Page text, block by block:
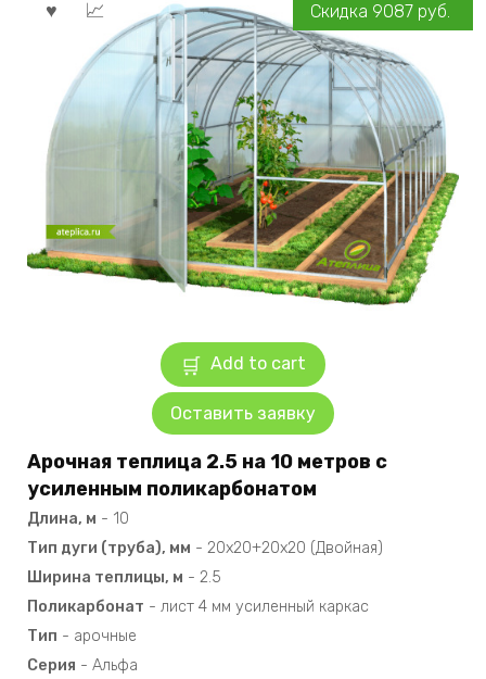
Add to cart
Оставить заявку
Скидка 9087 руб.
Арочная теплица 2.5 на 10 метров с
усиленным поликарбонатом
Длина, м - 10
Тип дуги (труба), мм - 20х20+20х20 (Двойная)
Ширина теплицы, м - 2.5
Поликарбонат - лист 4 мм усиленный каркас
Тип - арочные
Серия - Альфа